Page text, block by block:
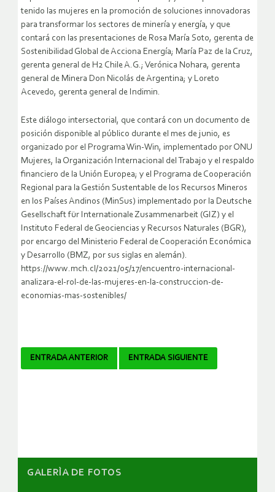
tenido las mujeres en la promoción de soluciones innovadoras
para transformar los sectores de minería y energía, y que
contará con las presentaciones de Rosa María Soto, gerenta de
Sostenibilidad Global de Acciona Energía; María Paz de la Cruz,
gerenta general de H2 Chile A.G.; Verónica Nohara, gerenta
general de Minera Don Nicolás de Argentina; y Loreto
Acevedo, gerenta general de Indimin.
Este diálogo intersectorial, que contará con un documento de
posición disponible al público durante el mes de junio, es
organizado por el Programa Win-Win, implementado por ONU
Mujeres, la Organización Internacional del Trabajo y el respaldo
financiero de la Unión Europea; y el Programa de Cooperación
Regional para la Gestión Sustentable de los Recursos Mineros
en los Países Andinos (MinSus) implementado por la Deutsche
Gesellschaft für Internationale Zusammenarbeit (GIZ) y el
Instituto Federal de Geociencias y Recursos Naturales (BGR),
por encargo del Ministerio Federal de Cooperación Económica
y Desarrollo (BMZ, por sus siglas en alemán).
https://www.mch.cl/2021/05/17/encuentro-internacional-
analizara-el-rol-de-las-mujeres-en-la-construccion-de-
economias-mas-sostenibles/
Navegador
ENTRADA ANTERIOR ENTRADA SIGUIENTE
GALERÌA DE FOTOS